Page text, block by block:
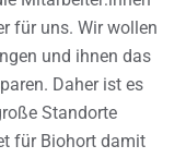
für uns. Wir wollen
und ihnen das
Daher ist es
Standorte
für Biohort damit